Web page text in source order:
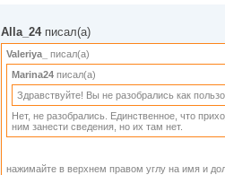
Alla_24писал(а)
Valeriya_
писал(а)
Marina24 писал(а)
Здравствуйте! Вы не разобрались как
Нет, не разобрались. Единственное, что
ним занести сведения, но их там нет.
нажимайте в верхнем правом углу на имя и